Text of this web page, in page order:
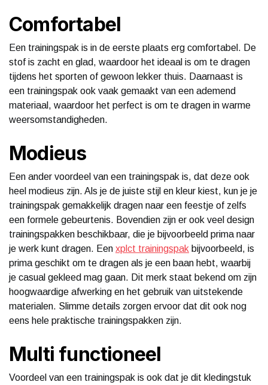
Comfortabel
Een trainingspak is in de eerste plaats erg comfortabel. De
stof is zacht en glad, waardoor het ideaal is om te dragen
tijdens het sporten of gewoon lekker thuis. Daarnaast is
een trainingspak ook vaak gemaakt van een ademend
materiaal, waardoor het perfect is om te dragen in warme
weersomstandigheden.
Modieus
Een ander voordeel van een trainingspak is, dat deze ook
heel modieus zijn. Als je de juiste stijl en kleur kiest, kun je je
trainingspak gemakkelijk dragen naar een feestje of zelfs
een formele gebeurtenis. Bovendien zijn er ook veel design
trainingspakken beschikbaar, die je bijvoorbeeld prima naar
je werk kunt dragen. Een xplct trainingspak bijvoorbeeld, is
prima geschikt om te dragen als je een baan hebt, waarbij
je casual gekleed mag gaan. Dit merk staat bekend om zijn
hoogwaardige afwerking en het gebruik van uitstekende
materialen. Slimme details zorgen ervoor dat dit ook nog
eens hele praktische trainingspakken zijn.
Multi functioneel
Voordeel van een trainingspak is ook dat je dit kledingstuk